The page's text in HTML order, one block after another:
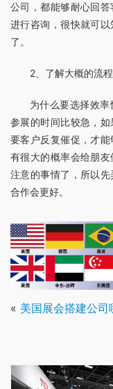
公司，都能够耐心回
进行咨询，很快就可
了。
2、了解大概的流程
为什么要选择效
参展的时间比较急，
要客户反复催促，才
有很大的概率会给朋
注意的事情了，所以
合作会更好。
« 美国展会搭建公司